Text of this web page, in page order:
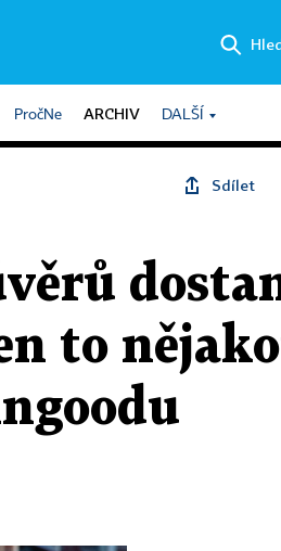
PročNe ARCHIV DALŠÍ
Sdílet
to